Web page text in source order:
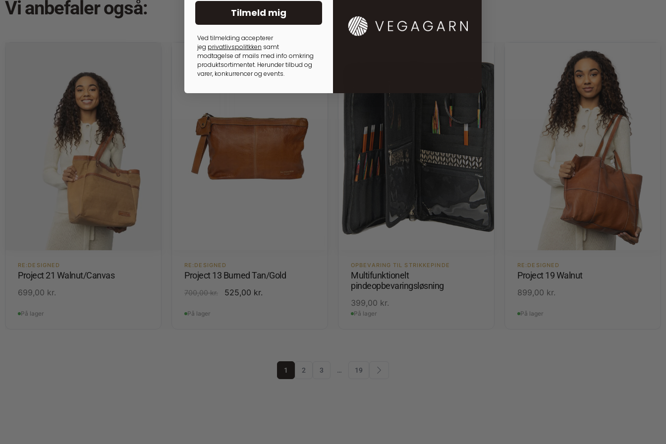
Vi anbefaler også:
RE:DESIGNED
Project 21 Walnut/Canvas
699,00 kr.
På lager
RE:DESIGNED
Project 13 Burned Tan/Gold
700,00kr. 525,00 kr.
På lager
OPBEVARING TIL STRIKKEPINDE
Multifunktionelt
pindeopbevaringsløsning
399,00 kr.
På lager
RE:DESIGNED
Project 19 Walnut
899,00 kr.
På lager
1 2 3 … 19
Tilmeld mig
Ved tilmelding accepterer
jeg privatlivspolitkken samt
modtagelse af mails med info omkring
produktsortimentet. Herunder tilbud og
varer, konkurrencer og events.